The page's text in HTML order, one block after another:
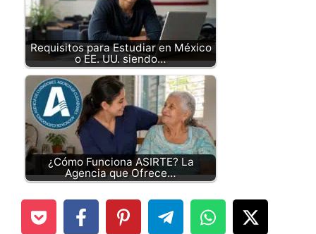
Requisitos para Estudiar en México
o EE. UU. siendo…
¿Cómo Funciona ASIRTE? La
Agencia que Ofrece…